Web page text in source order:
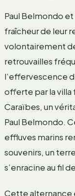
Paul Belmondo
fraîcheur de leur
volontairement
retrouvailles
l’effervescence
offerte par la villa
Caraïbes, un
Paul Belmondo.
effluves marins
souvenirs, un
s’enracine au fil
Cette alternance